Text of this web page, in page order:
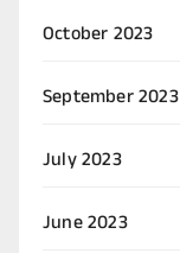
October 2023
September 2023
July 2023
June 2023